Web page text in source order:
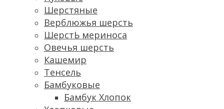
Шерстяные
Верблюжья шерсть
ШерстЬ мериноса
Овечья шерсть
Кашемир
Тенсель
Бамбуковые
Бамбук Хлопок